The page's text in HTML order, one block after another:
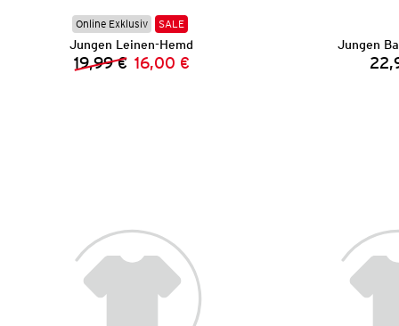
Online Exklusiv SALE
Jungen Leinen-Hemd
Vorheriger Preis:
19,99 € Neuer Preis:
16,00 €
Jungen